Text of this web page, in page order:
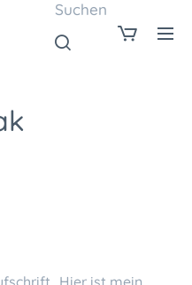
Suchen
„Hier ist mein